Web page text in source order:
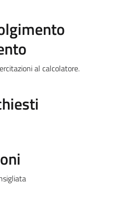
al calcolatore.